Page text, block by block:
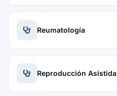
Reumatología
Reproducción Asistida